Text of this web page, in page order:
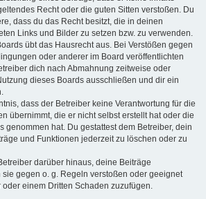
Recht oder die guten Sitten verstoßen. Du
dass du das Recht besitzt, die in deinen
Links und Bilder zu setzen bzw. zu verwenden.
übt das Hausrecht aus. Bei Verstößen gegen
oder anderer im Board veröffentlichten
dich nach Abmahnung zeitweise oder
dieses Boards ausschließen und dir ein
dass der Betreiber keine Verantwortung für die
übernimmt, die er nicht selbst erstellt hat oder die
genommen hat. Du gestattest dem Betreiber, dein
und Funktionen jederzeit zu löschen oder zu
darüber hinaus, deine Beiträge
gegen o. g. Regeln verstoßen oder geeignet
einem Dritten Schaden zuzufügen.